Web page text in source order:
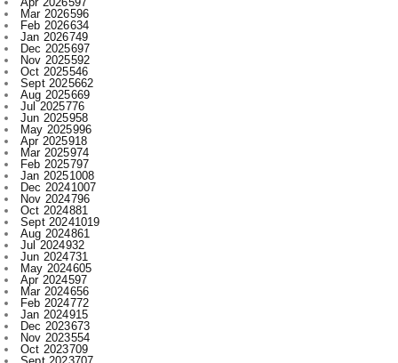
Nov 2025592
Oct 2025546
Sept 2025662
Aug 2025669
Jul 2025776
Jun 2025958
May 2025996
Apr 2025918
Mar 2025974
Feb 2025797
Jan 20251008
Dec 20241007
Nov 2024796
Oct 2024881
Sept 20241019
Aug 2024861
Jul 2024932
Jun 2024731
May 2024605
Apr 2024597
Mar 2024656
Feb 2024772
Jan 2024915
Dec 2023673
Nov 2023554
Oct 2023709
Sept 2023707
Aug 2023520
Jul 2023521
Jun 2023480
May 2023316